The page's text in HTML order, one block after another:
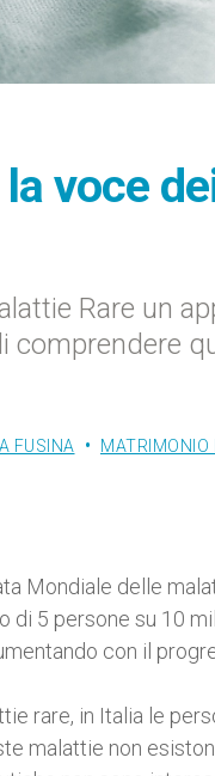
voce
Rare un
comprendere
FUSINA MATRIMONIO
Mondiale delle
di 5 persone su 10
con il
rare, in Italia le
malattie non